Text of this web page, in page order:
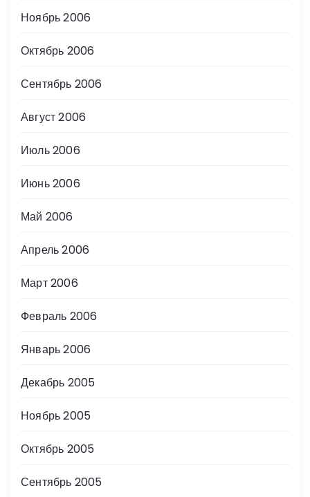
Ноябрь 2006
Октябрь 2006
Сентябрь 2006
Август 2006
Июль 2006
Июнь 2006
Май 2006
Апрель 2006
Март 2006
Февраль 2006
Январь 2006
Декабрь 2005
Ноябрь 2005
Октябрь 2005
Сентябрь 2005